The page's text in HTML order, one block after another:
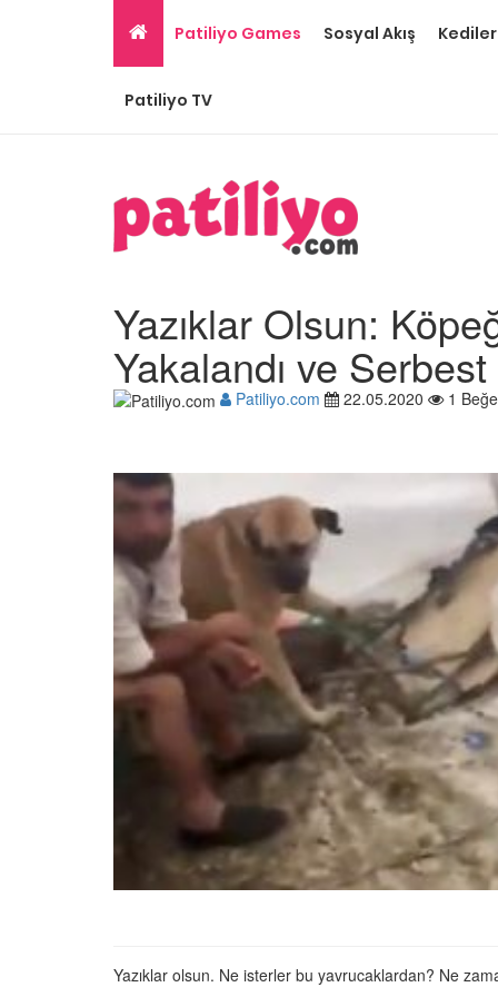
Patiliyo Games Sosyal Akış Kediler
Patiliyo TV
Yazıklar Olsun:
Yakalandı ve Serbest
Patiliyo.com 22.05.2020 1
Yazıklar olsun. Ne isterler bu yavrucaklardan? Ne
İnanamayan Yavru
22.05.2020
Terk Edildikten Sonra
Kemik Kalan Köpeğin
Isıtacak Değişimi
31.05.2020
Uçma Yetisini
Malena’yı Görmek
13.000 Km Uçan Leylek
22.05.2020
Sokak Köpeğini
Götüren, Dokunduğu
Kokladığı Her Şeyi
Güzel İnsan
22.05.2020
Aldığı Teşekkür